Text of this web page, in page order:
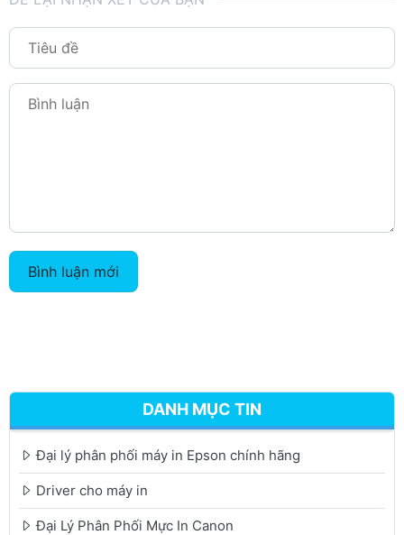
Bình luận mới
DANH MỤC TIN
Đại lý phân phối máy in Epson chính hãng
Driver cho máy in
Đại Lý Phân Phối Mực In Canon